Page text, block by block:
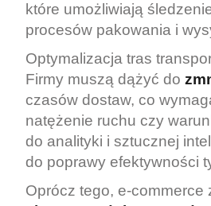
które umożliwiają
procesów pakowania i
Optymalizacja tras
Firmy muszą dążyć do
czasów dostaw, co
natężenie ruchu czy
do analityki i sztucznej
do poprawy efektywności
Oprócz tego, e-